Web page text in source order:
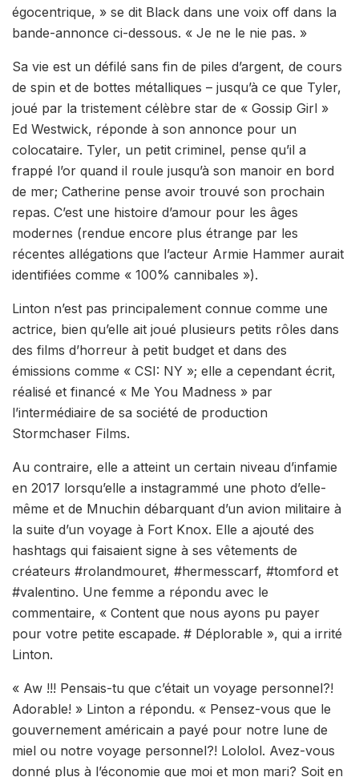
égocentrique, » se dit Black dans une voix off dans la
bande-annonce ci-dessous. « Je ne le nie pas. »
Sa vie est un défilé sans fin de piles d’argent, de cours
de spin et de bottes métalliques – jusqu’à ce que Tyler,
joué par la tristement célèbre star de « Gossip Girl »
Ed Westwick, réponde à son annonce pour un
colocataire. Tyler, un petit criminel, pense qu’il a
frappé l’or quand il roule jusqu’à son manoir en bord
de mer; Catherine pense avoir trouvé son prochain
repas. C’est une histoire d’amour pour les âges
modernes (rendue encore plus étrange par les
récentes allégations que l’acteur Armie Hammer aurait
identifiées comme « 100% cannibales »).
Linton n’est pas principalement connue comme une
actrice, bien qu’elle ait joué plusieurs petits rôles dans
des films d’horreur à petit budget et dans des
émissions comme « CSI: NY »; elle a cependant écrit,
réalisé et financé « Me You Madness » par
l’intermédiaire de sa société de production
Stormchaser Films.
Au contraire, elle a atteint un certain niveau d’infamie
en 2017 lorsqu’elle a instagrammé une photo d’elle-
même et de Mnuchin débarquant d’un avion militaire à
la suite d’un voyage à Fort Knox. Elle a ajouté des
hashtags qui faisaient signe à ses vêtements de
créateurs #rolandmouret, #hermesscarf, #tomford et
#valentino. Une femme a répondu avec le
commentaire, « Content que nous ayons pu payer
pour votre petite escapade. # Déplorable », qui a irrité
Linton.
« Aw !!! Pensais-tu que c’était un voyage personnel?!
Adorable! » Linton a répondu. « Pensez-vous que le
gouvernement américain a payé pour notre lune de
miel ou notre voyage personnel?! Lololol. Avez-vous
donné plus à l’économie que moi et mon mari? Soit en